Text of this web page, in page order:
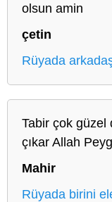
olsun amin
çetin
Rüyada
Tabir çok güzel
çıkar Allah
Mahir
Rüyada birini